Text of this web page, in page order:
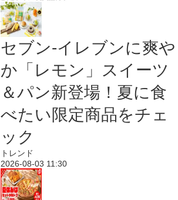
セブン‐イレブンに爽や
か「レモン」スイーツ
＆パン新登場！夏に食
べたい限定商品をチェ
ック
トレンド
2026-08-03 11:30